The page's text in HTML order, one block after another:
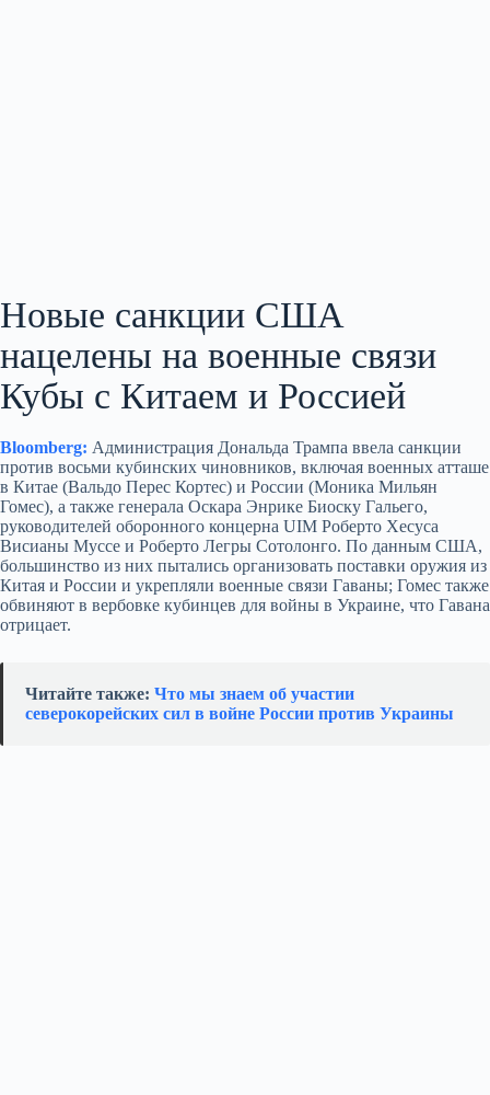
Новые санкции США
нацелены на военные связи
Кубы с Китаем и Россией
Bloomberg: Администрация Дональда Трампа ввела санкции
против восьми кубинских чиновников, включая военных атташе
в Китае (Вальдо Перес Кортес) и России (Моника Мильян
Гомес), а также генерала Оскара Энрике Биоску Гальего,
руководителей оборонного концерна UIM Роберто Хесуса
Висианы Муссе и Роберто Легры Сотолонго. По данным США,
большинство из них пытались организовать поставки оружия из
Китая и России и укрепляли военные связи Гаваны; Гомес также
обвиняют в вербовке кубинцев для войны в Украине, что Гавана
отрицает.
Читайте также: Что мы знаем об участии
северокорейских сил в войне России против Украины